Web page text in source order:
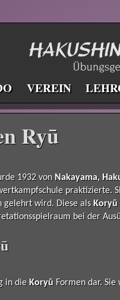
VEREIN
Ryū
1932 von Nakayama,
praktizierte.
gelehrt wird. Diese als Koryū
bei der
in die Koryū Formen dar.